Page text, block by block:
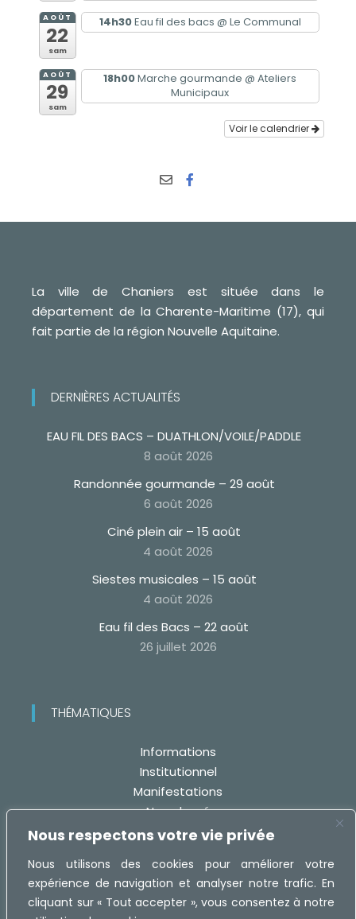
Nous respectons votre vie privée
Nous utilisons des cookies pour améliorer votre
expérience de navigation et analyser notre trafic. En
cliquant sur « Tout accepter », vous consentez à notre
AOÛT
22
sam
14h30Eau fil des bacs @ Le Communal
AOÛT
29
sam
18h00Marche gourmande @ Ateliers
Municipaux
Voir le calendrier
La ville de Chaniers est située dans le
département de la Charente-Maritime (17), qui
fait partie de la région Nouvelle Aquitaine.
DERNIÈRES ACTUALITÉS
EAU FIL DES BACS – DUATHLON/VOILE/PADDLE
8 août 2026
Randonnée gourmande – 29 août
6 août 2026
Ciné plein air – 15 août
4 août 2026
Siestes musicales – 15 août
4 août 2026
Eau fil des Bacs – 22 août
26 juillet 2026
THÉMATIQUES
Informations
Institutionnel
Manifestations
Non classé
Travaux